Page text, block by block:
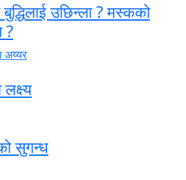
उछिन्ला ? मस्कको
?
अय्यर
सुगन्ध